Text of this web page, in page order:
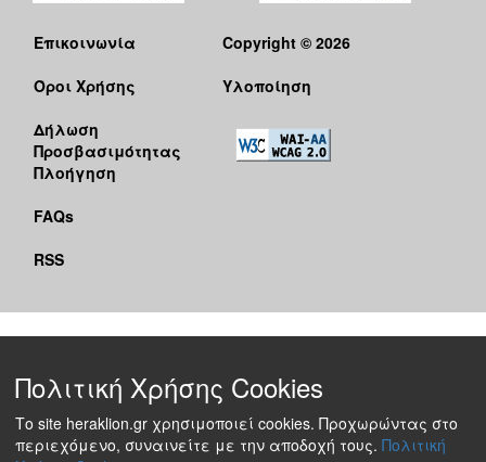
Επικοινωνία
Όροι Χρήσης
Δήλωση
Προσβασιμότητας
Πλοήγηση
FAQs
RSS
Copyright © 2026
Υλοποίηση
Πολιτική Χρήσης Cookies
Το site heraklion.gr χρησιμοποιεί cookies. Προχωρώντας στο
περιεχόμενο, συναινείτε με την αποδοχή τους. Πολιτική